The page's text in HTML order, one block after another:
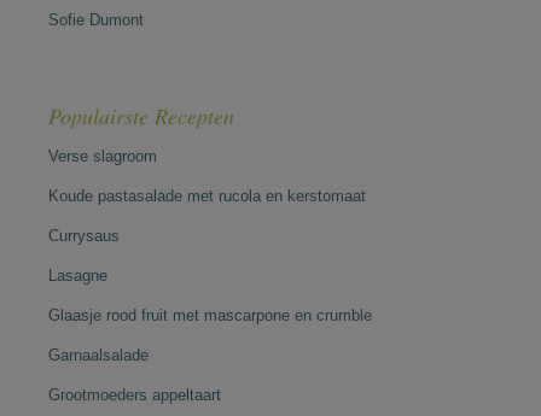
Sofie Dumont
Populairste Recepten
Verse slagroom
Koude pastasalade met rucola en kerstomaat
Currysaus
Lasagne
Glaasje rood fruit met mascarpone en crumble
Garnaalsalade
Grootmoeders appeltaart